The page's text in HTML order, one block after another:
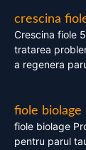
crescina
Crescina fiole
tratarea
a regenera
fiole biolage
fiole biolage
pentru parul